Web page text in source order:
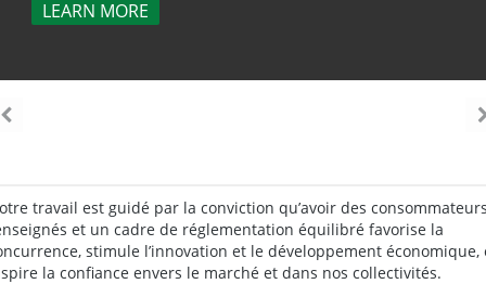
LEARN MORE
travail est guidé par la conviction qu’avoir des consommateurs
et un cadre de réglementation équilibré favorise la
stimule l’innovation et le développement économique,
la confiance envers le marché et dans nos collectivités.